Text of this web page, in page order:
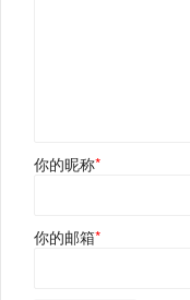
你的昵称*
你的邮箱*